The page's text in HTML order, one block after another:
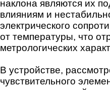
наклона являются их
влияниям и
электрического
от температуры, что
метрологических
В устройстве,
чувствительного